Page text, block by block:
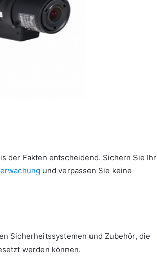
der Fakten entscheidend. Sichern Sie Ihr
und verpassen Sie keine
Sicherheitssystemen und Zubehör, die
werden können.